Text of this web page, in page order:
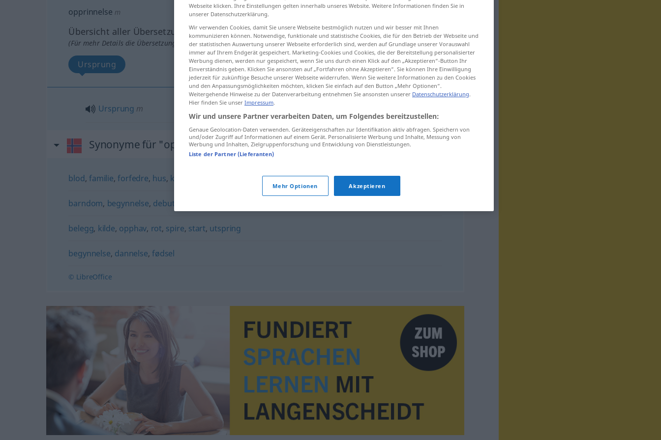
opprinnelse m
Übersicht aller Übersetzungen
(Für mehr Details die Übersetzung anklicken/antippen)
Ursprung
Ursprung m
Synonyme für "opprinnelse"
blod,familie,forfedre, hus, klasse slekt,ætt
barndom, begynnelse, debut
belegg, kilde, opphav, rot, spire, start, utspring
begynnelse, dannelse,fødsel
© LibreOffice
Webseite klicken. Ihre Einstellungen gelten innerhalb unseres Website. Weitere Informationen finden Sie in
unserer Datenschutzerklärung.
Wir verwenden Cookies, damit Sie unsere Webseite bestmöglich nutzen und wir besser mit Ihnen
kommunizieren können. Notwendige, funktionale und statistische Cookies, die für den Betrieb der Webseite und
der statistischen Auswertung unserer Webseite erforderlich sind, werden auf Grundlage unserer Vorauswahl
immer auf Ihrem Endgerät gespeichert. Marketing-Cookies und Cookies, die der Bereitstellung personalisierter
Werbung dienen, werden nur gespeichert, wenn Sie uns durch einen Klick auf den „Akzeptieren“-Button Ihr
Einverständnis geben. Klicken Sie ansonsten auf „Fortfahren ohne Akzeptieren“. Sie können Ihre Einwilligung
jederzeit für zukünftige Besuche unserer Webseite widerrufen. Wenn Sie weitere Informationen zu den Cookies
und den Anpassungsmöglichkeiten möchten, klicken Sie einfach auf den Button „Mehr Optionen“.
Weitergehende Hinweise zu der Datenverarbeitung entnehmen Sie ansonsten unserer Datenschutzerklärung.
Hier finden Sie unser Impressum.
Wir und unsere Partner verarbeiten Daten, um Folgendes bereitzustellen:
Genaue Geolocation-Daten verwenden. Geräteeigenschaften zur Identifikation aktiv abfragen. Speichern von
und/oder Zugriff auf Informationen auf einem Gerät. Personalisierte Werbung und Inhalte, Messung von
Werbung und Inhalten, Zielgruppenforschung und Entwicklung von Dienstleistungen.
Liste der Partner (Lieferanten)
Mehr Optionen Akzeptieren